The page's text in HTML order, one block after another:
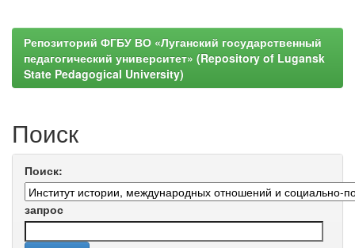
Репозиторий ФГБУ ВО «Луганский государственный
педагогический университет» (Repository of Lugansk
State Pedagogical University)
Поиск
Поиск:
запрос